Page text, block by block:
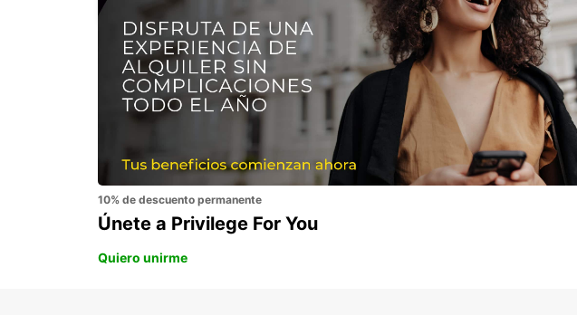
10% de descuento permanente
Únete a Privilege For You
Quiero unirme